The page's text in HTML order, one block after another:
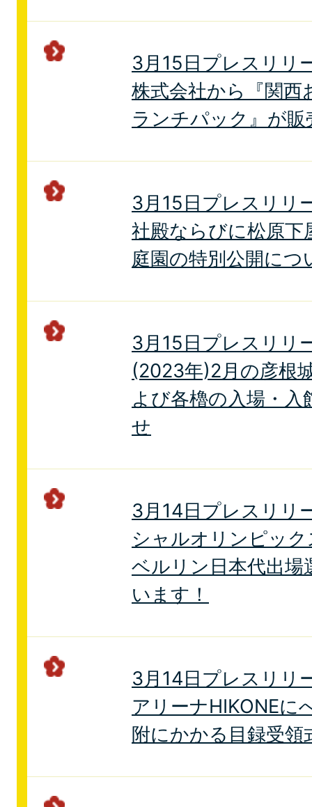
3月15日プレスリリ
株式会社から『関西
ランチパック』が
3月15日プレスリリ
社殿ならびに松原下
庭園の特別公開につ
3月15日プレスリリ
(2023年)2月の彦根
よび各櫓の入場・入
せ
3月14日プレスリリ
シャルオリンピッ
ベルリン日本代出場
います！
3月14日プレスリリ
アリーナHIKONEに
附にかかる目録受領